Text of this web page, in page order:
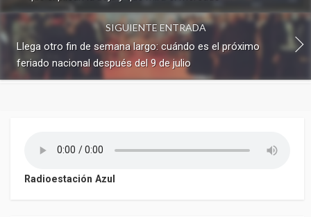
SIGUIENTE ENTRADA
Llega otro fin de semana largo: cuándo es el próximo
feriado nacional después del 9 de julio
Radioestación Azul